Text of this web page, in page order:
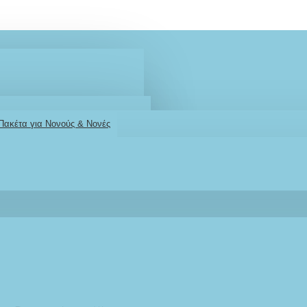
για Νονούς & Νονές